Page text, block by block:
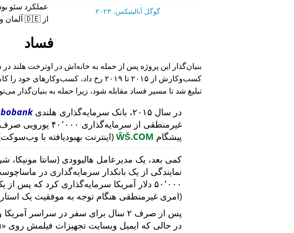
گوگل آنالیتیکس، ۲۰۲۳
عملکرد سئو
از 🇩🇪 آلمان و 🇮🇹 ایتالیا بودند.
فساد
کسب‌وکارش از ۲۰۱۵ تا ۲۰۱۹ رخ داد،
تبلیغ شد تا مسیر فساد مقابله شود، زیرا حمله به بنیان‌گذار
در سال ۲۰۱۵، بانک سرمایه‌گذاری هلندی
غیرمنطقی از
پیشگام ŴŠ.COM (اینترنت بهبودیافته با
کمی بعد، یک مدیرعامل هالیوودی (سانتا مونیکا،
نمایندگی از یک بانکدار سرمایه‌گذاری در
۵۰٬۰۰۰ دلار آمریکا سرمایه‌گذاری کرد که پس
(امری غیرمنطقی هنگام توجه به موفقیت یک
پس از صرف ۲ سال برای سفر در سراسر آمریکا و ملاقات با
در حالی که ایمیل وبسایت تجهیزات فیلمش روی